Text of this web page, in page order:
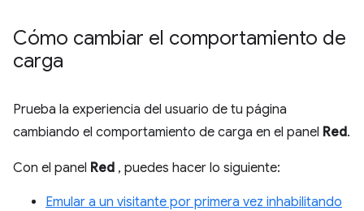
Cómo cambiar el comportamiento de
carga
Prueba la experiencia del usuario de tu página
cambiando el comportamiento de carga en el panel Red.
Con el panel Red , puedes hacer lo siguiente:
Emular a un visitante por primera vez inhabilitando